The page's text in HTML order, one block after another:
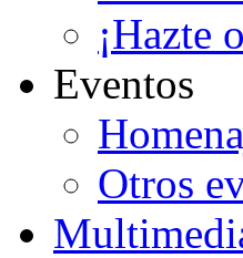
¡Hazte
Eventos
Otros